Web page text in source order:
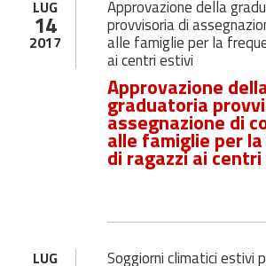
LUG
14
2017
Approvazione della
provvisoria di
alle famiglie per la
ai centri estivi
Approvazione
graduatoria
assegnazione di
alle famiglie per
di ragazzi ai
LUG Soggiorni climatici estivi